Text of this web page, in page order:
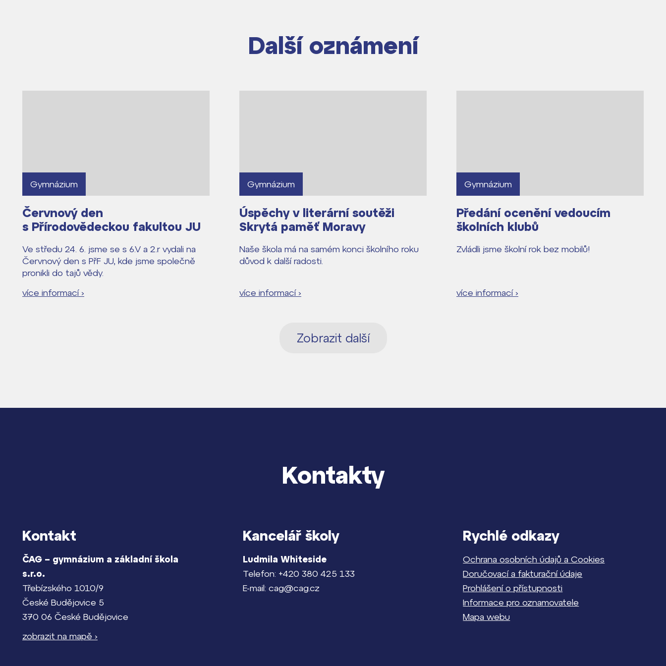
Další oznámení
Gymnázium
Červnový den
s Přírodovědeckou fakultou JU
Ve středu 24. 6. jsme se s 6.V a 2.r vydali na
Červnový den s PřF JU, kde jsme společně
pronikli do tajů vědy.
více informací ›
Gymnázium
Úspěchy v literární soutěži
Skrytá paměť Moravy
Naše škola má na samém konci školního roku
důvod k další radosti.
více informací ›
Gymnázium
Předání ocenění vedoucím
školních klubů
Zvládli jsme školní rok bez mobilů!
více informací ›
Zobrazit další
Kontakty
Kontakt
ČAG – gymnázium a základní škola
s.r.o.
Třebízského 1010/9
České Budějovice 5
370 06 České Budějovice
zobrazit na mapě ›
Kancelář školy
Ludmila Whiteside
Telefon: +420 380 425 133
E-mail: cag@cag.cz
Rychlé odkazy
Ochrana osobních údajů a Cookies
Doručovací a fakturační údaje
Prohlášení o přístupnosti
Informace pro oznamovatele
Mapa webu